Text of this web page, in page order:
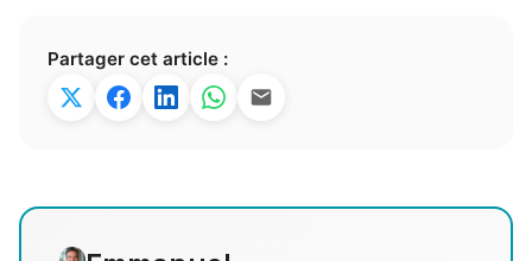
Partager cet article :